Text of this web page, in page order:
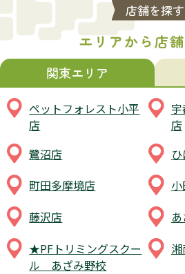
店舗を探す
エリアから店
関東エリア
ペットフォレスト小平
店
店
鷺沼店
町田多摩境店
藤沢店
★PFトリミングスクー
ル あざみ野校